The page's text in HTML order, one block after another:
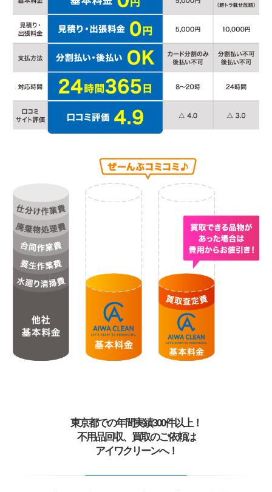
東京都での年間実績300件以上！
不用品回収、買取のご依頼は
アイワクリーンへ！